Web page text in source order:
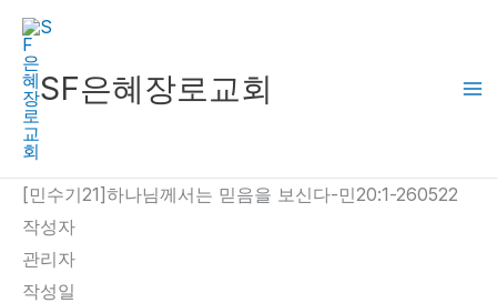
너
SF은혜장로교회
[민수기21]하나님께서는 믿음을 보신다-민20:1-260522
작성자
관리자
작성일